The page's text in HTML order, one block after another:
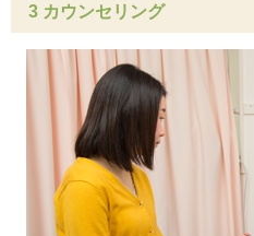
3 カウンセリング